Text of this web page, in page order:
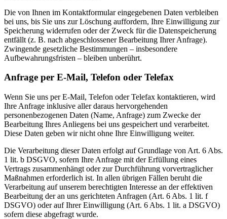
Die von Ihnen im Kontaktformular eingegebenen Daten verbleiben
bei uns, bis Sie uns zur Löschung auffordern, Ihre Einwilligung zur
Speicherung widerrufen oder der Zweck für die Datenspeicherung
entfällt (z. B. nach abgeschlossener Bearbeitung Ihrer Anfrage).
Zwingende gesetzliche Bestimmungen – insbesondere
Aufbewahrungsfristen – bleiben unberührt.
Anfrage per E-Mail, Telefon oder Telefax
Wenn Sie uns per E-Mail, Telefon oder Telefax kontaktieren, wird
Ihre Anfrage inklusive aller daraus hervorgehenden
personenbezogenen Daten (Name, Anfrage) zum Zwecke der
Bearbeitung Ihres Anliegens bei uns gespeichert und verarbeitet.
Diese Daten geben wir nicht ohne Ihre Einwilligung weiter.
Die Verarbeitung dieser Daten erfolgt auf Grundlage von Art. 6 Abs.
1 lit. b DSGVO, sofern Ihre Anfrage mit der Erfüllung eines
Vertrags zusammenhängt oder zur Durchführung vorvertraglicher
Maßnahmen erforderlich ist. In allen übrigen Fällen beruht die
Verarbeitung auf unserem berechtigten Interesse an der effektiven
Bearbeitung der an uns gerichteten Anfragen (Art. 6 Abs. 1 lit. f
DSGVO) oder auf Ihrer Einwilligung (Art. 6 Abs. 1 lit. a DSGVO)
sofern diese abgefragt wurde.